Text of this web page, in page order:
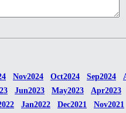
Nov2024 Oct2024 Sep2024
Jun2023 May2023 Apr2023
Jan2022 Dec2021 Nov2021